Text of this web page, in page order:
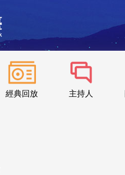
經典回放 主持人